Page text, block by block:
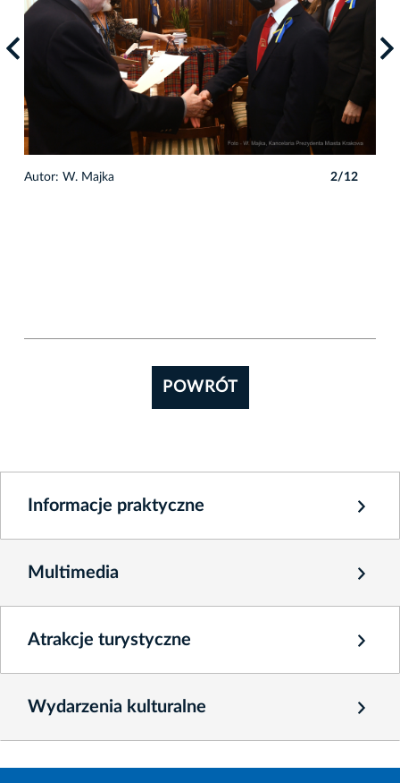
Autor: W. Majka 2/12
POWRÓT
Informacje praktyczne
Multimedia
Atrakcje turystyczne
Wydarzenia kulturalne